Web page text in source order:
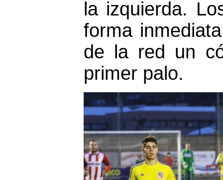
la izquierda.
forma
de la red un
primer palo.